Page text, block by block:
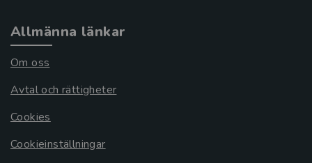
Allmänna länkar
Om oss
Avtal och rättigheter
Cookies
Cookieinställningar